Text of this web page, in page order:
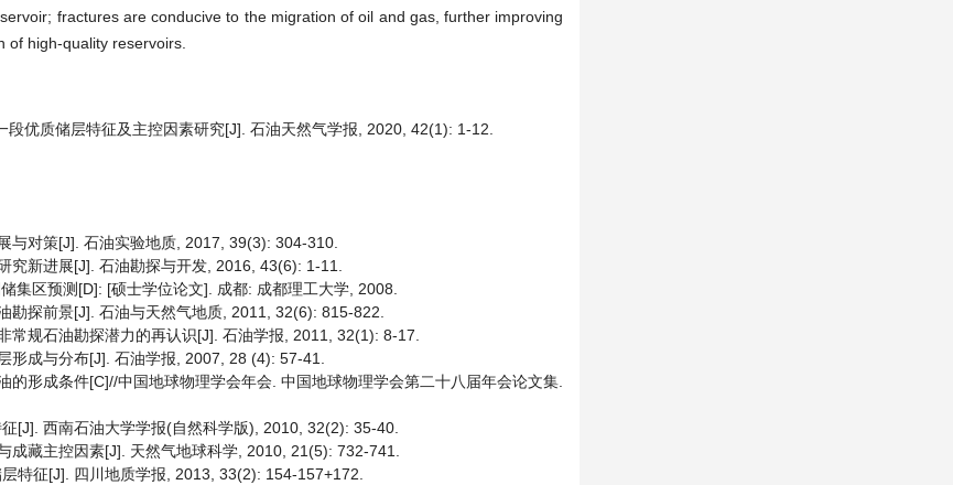
fractures are conducive to the migration of oil and gas, further improving
of high-quality reservoirs.
优质储层特征及主控因素研究[J]. 石油天然气学报, 2020, 42(1): 1-12.
与对策[J]. 石油实验地质, 2017, 39(3): 304-310.
新进展[J]. 石油勘探与开发, 2016, 43(6): 1-11.
集区预测[D]: [硕士学位论文]. 成都: 成都理工大学, 2008.
勘探前景[J]. 石油与天然气地质, 2011, 32(6): 815-822.
规石油勘探潜力的再认识[J]. 石油学报, 2011, 32(1): 8-17.
形成与分布[J]. 石油学报, 2007, 28 (4): 57-41.
形成条件[C]//中国地球物理学会年会. 中国地球物理学会第二十八届年会论文集.
[J]. 西南石油大学学报(自然科学版), 2010, 32(2): 35-40.
藏主控因素[J]. 天然气地球科学, 2010, 21(5): 732-741.
特征[J]. 四川地质学报, 2013, 33(2): 154-157+172.